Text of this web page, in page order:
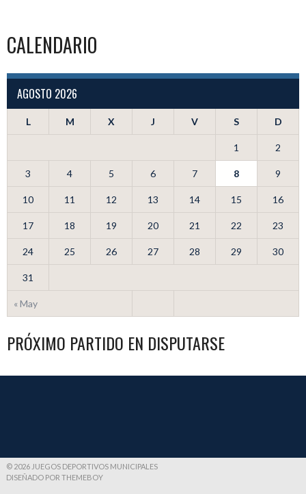
CALENDARIO
AGOSTO 2026
L M X J V S D
« May
1 2
3 4 5 6 7 8 9
10 11 12 13 14 15 16
17 18 19 20 21 22 23
24 25 26 27 28 29 30
31
PRÓXIMO PARTIDO EN DISPUTARSE
© 2026 JUEGOS DEPORTIVOS MUNICIPALES
DISEÑADO POR THEMEBOY